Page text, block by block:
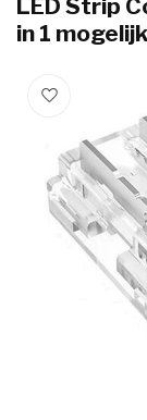
LED Strip
in 1